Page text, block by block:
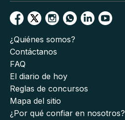
¿Quiénes somos?
Contáctanos
FAQ
El diario de hoy
Reglas de concursos
Mapa del sitio
¿Por qué confiar en nosotros?